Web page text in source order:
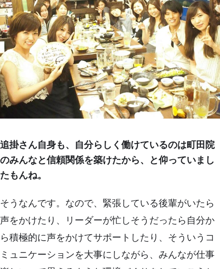
追掛さん自身も、自分らしく働けているのは町田院
のみんなと信頼関係を築けたから、と仰っていまし
たもんね。
そうなんです。なので、緊張している後輩がいたら
声をかけたり、リーダーが忙しそうだったら自分か
ら積極的に声をかけてサポートしたり、そういうコ
ミュニケーションを大事にしながら、みんなが仕事